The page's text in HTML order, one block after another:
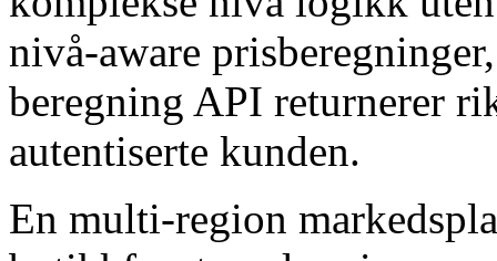
nivå-aware
beregning API returnerer
autentiserte kunden.
En multi-region